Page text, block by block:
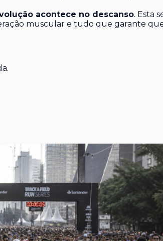
acontece no descanso. Esta
muscular e tudo que garante